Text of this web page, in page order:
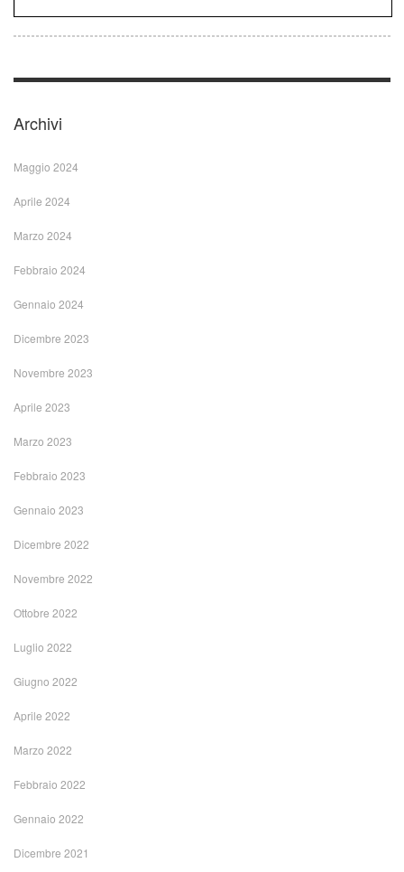
Archivi
Maggio 2024
Aprile 2024
Marzo 2024
Febbraio 2024
Gennaio 2024
Dicembre 2023
Novembre 2023
Aprile 2023
Marzo 2023
Febbraio 2023
Gennaio 2023
Dicembre 2022
Novembre 2022
Ottobre 2022
Luglio 2022
Giugno 2022
Aprile 2022
Marzo 2022
Febbraio 2022
Gennaio 2022
Dicembre 2021